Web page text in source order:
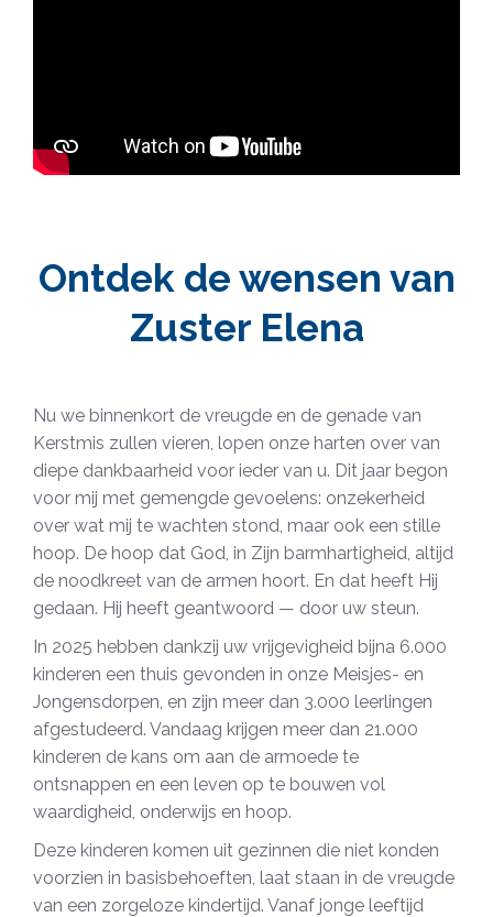
Ontdek de wensen van
Zuster Elena
Nu we binnenkort de vreugde en de genade van
Kerstmis zullen vieren, lopen onze harten over van
diepe dankbaarheid voor ieder van u. Dit jaar begon
voor mij met gemengde gevoelens: onzekerheid
over wat mij te wachten stond, maar ook een stille
hoop. De hoop dat God, in Zijn barmhartigheid, altijd
de noodkreet van de armen hoort. En dat heeft Hij
gedaan. Hij heeft geantwoord — door uw steun.
In 2025 hebben dankzij uw vrijgevigheid bijna 6.000
kinderen een thuis gevonden in onze Meisjes- en
Jongensdorpen, en zijn meer dan 3.000 leerlingen
afgestudeerd. Vandaag krijgen meer dan 21.000
kinderen de kans om aan de armoede te
ontsnappen en een leven op te bouwen vol
waardigheid, onderwijs en hoop.
Deze kinderen komen uit gezinnen die niet konden
voorzien in basisbehoeften, laat staan in de vreugde
van een zorgeloze kindertijd. Vanaf jonge leeftijd